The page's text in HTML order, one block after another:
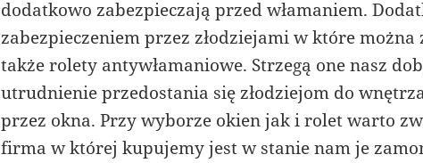
dodatkowo zabezpieczają przed włamaniem.
zabezpieczeniem przez złodziejami w które można
także rolety antywłamaniowe. Strzegą one nasz
utrudnienie przedostania się złodziejom do
przez okna. Przy wyborze okien jak i rolet warto
firma w której kupujemy jest w stanie nam je